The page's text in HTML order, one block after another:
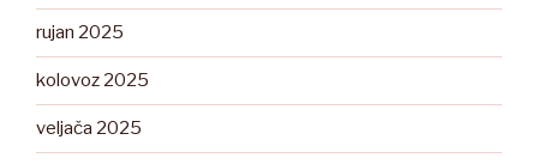
rujan 2025
kolovoz 2025
veljača 2025